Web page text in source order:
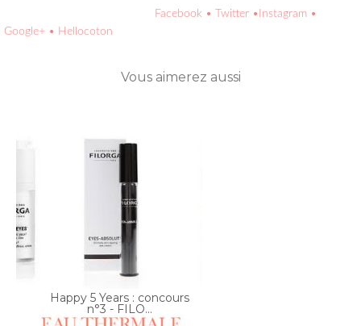
Happy 5 Years : concours
n°3 - FILO...